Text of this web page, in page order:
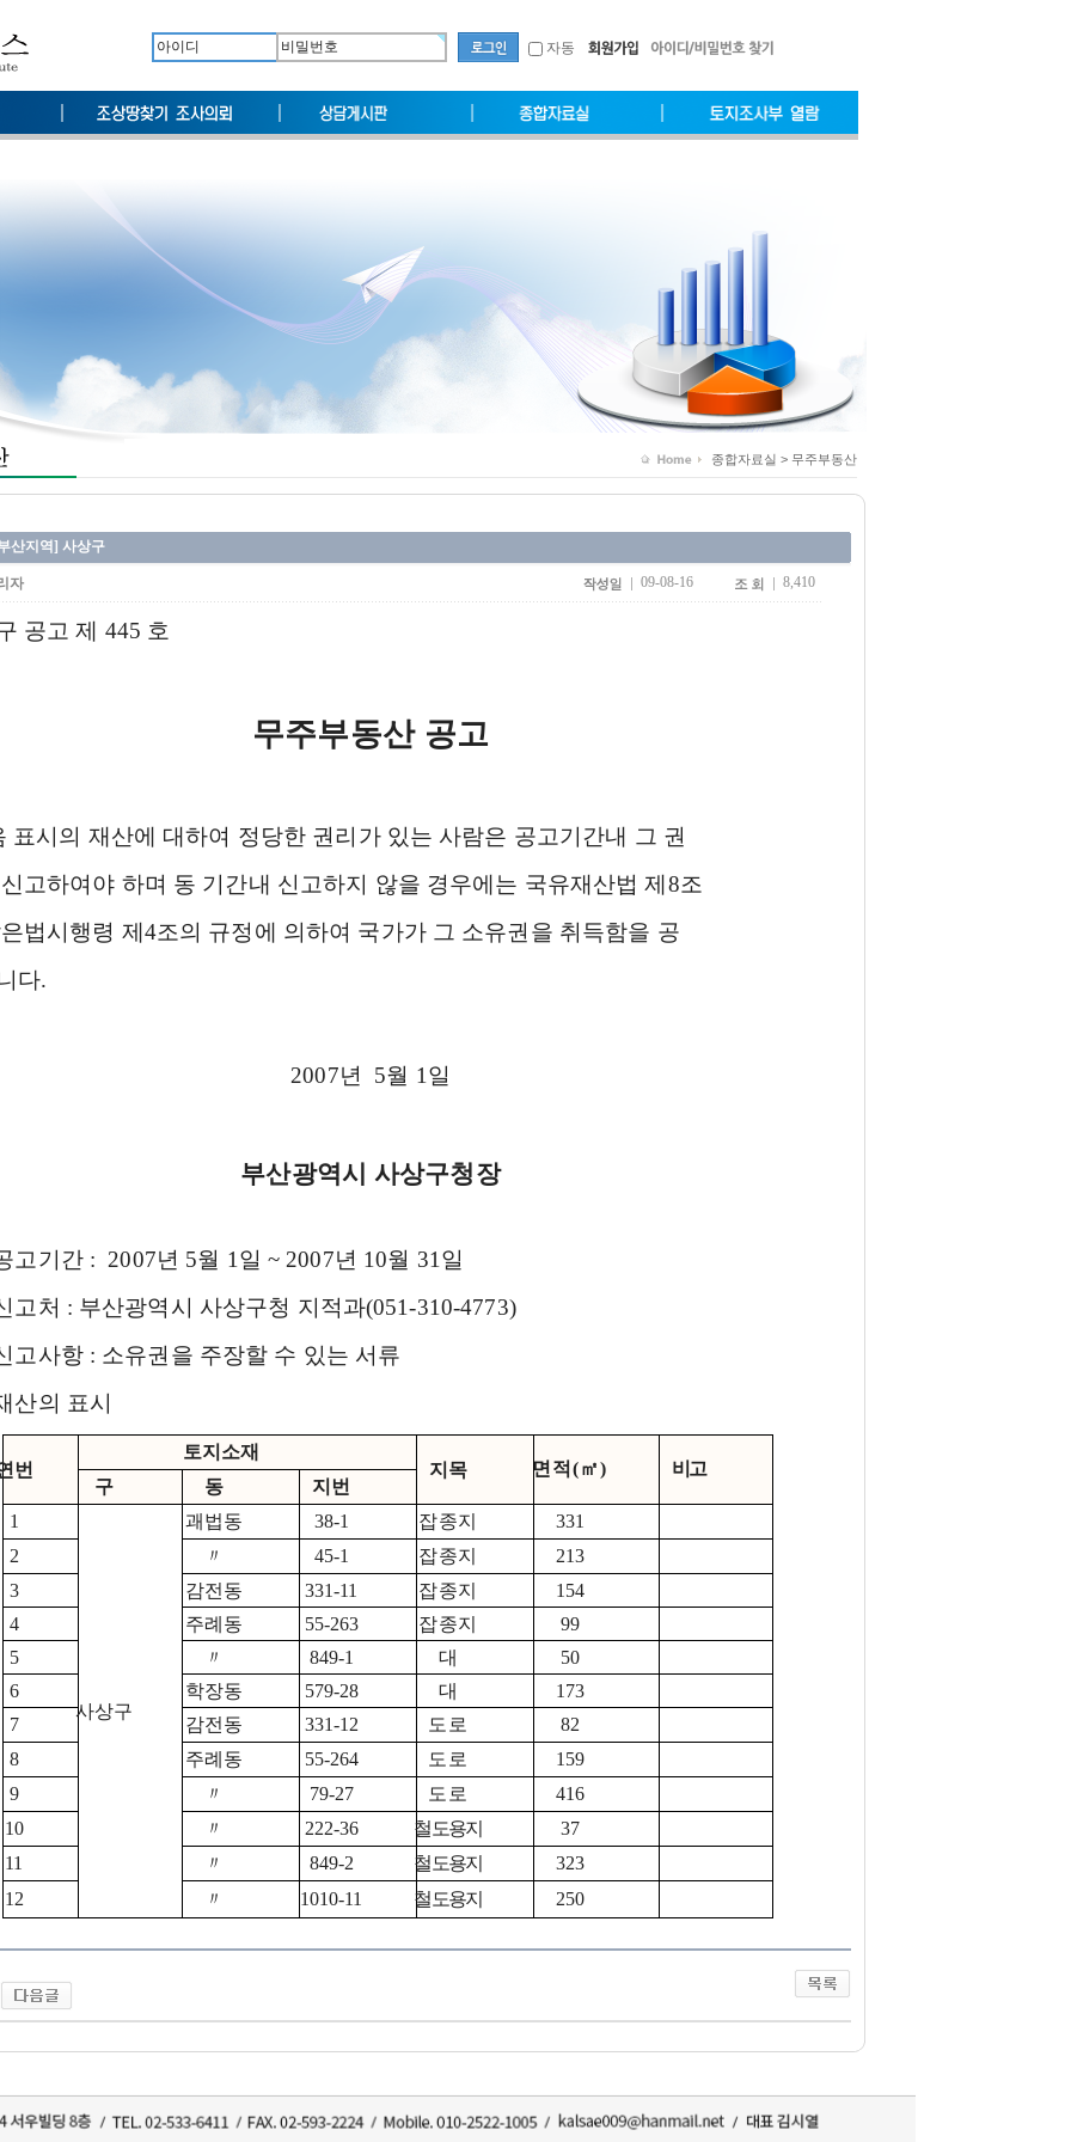
자동
종합자료실 > 무주부동산
산지역] 사상구
자 09-08-16 8,410
공고 제 445 호
무주부동산 공고
표시의 재산에 대하여 정당한 권리가 있는 사람은 공고기간내 그 권
고하여야 하며 동 기간내 신고하지 않을 경우에는 국유재산법 제8조
법시행령 제4조의 규정에 의하여 국가가 그 소유권을 취득함을 공
다.
2007년 5월 1일
부산광역시 사상구청장
고기간 : 2007년 5월 1일 ~ 2007년 10월 31일
고처 : 부산광역시 사상구청 지적과(051-310-4773)
고사항 : 소유권을 주장할 수 있는 서류
산의 표시
번
토지소재
지목
면적(㎡)
비고
구
동
지번
1
사상구
괘법동 38-1 잡종지
331
2
〃 45-1 잡종지
213
3
감전동 331-11 잡종지
154
4
주례동 55-263 잡종지
99
5
〃 849-1 대
50
6
학장동 579-28 대
173
7
감전동 331-12 도로
82
8
주례동 55-264 도로
159
9
〃 79-27 도로
416
10
〃 222-36 철도용지
37
11
〃 849-2 철도용지
323
12
〃 1010-11 철도용지 250